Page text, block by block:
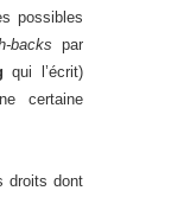
possibles
backs par
qui l’écrit)
certaine
droits dont